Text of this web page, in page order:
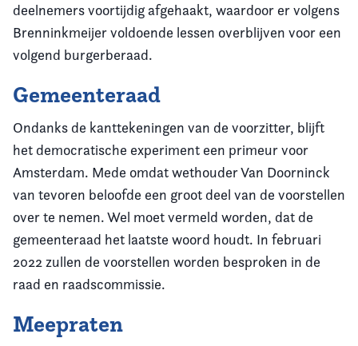
deelnemers voortijdig afgehaakt, waardoor er volgens
Brenninkmeijer voldoende lessen overblijven voor een
volgend burgerberaad.
Gemeenteraad
Ondanks de kanttekeningen van de voorzitter, blijft
het democratische experiment een primeur voor
Amsterdam. Mede omdat wethouderVan Doorninck
van tevoren beloofde een groot deel van de voorstellen
over te nemen. Wel moet vermeld worden, dat de
gemeenteraad het laatste woord houdt. In februari
2022 zullen de voorstellen worden besproken in de
raad en raadscommissie.
Meepraten